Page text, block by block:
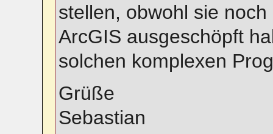
stellen, obwohl sie
ArcGIS ausgeschöpft
solchen komplexen
Grüße
Sebastian